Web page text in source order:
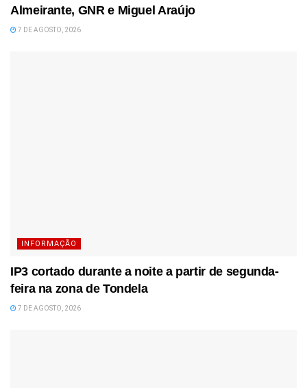
Almeirante, GNR e Miguel Araújo
7 DE AGOSTO, 2026
INFORMAÇÃO
IP3 cortado durante a noite a partir de segunda-
feira na zona de Tondela
7 DE AGOSTO, 2026